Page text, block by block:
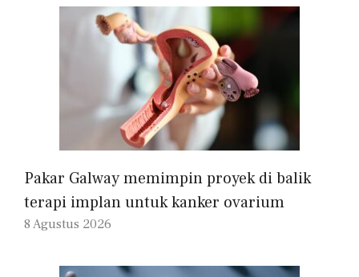
Pakar Galway memimpin proyek di balik
terapi implan untuk kanker ovarium
8 Agustus 2026